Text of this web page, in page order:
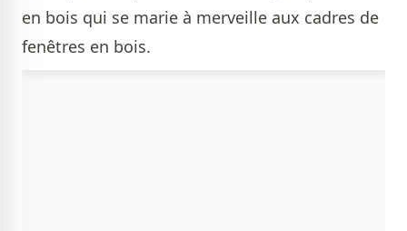
en bois qui se marie à merveille aux cadres de
fenêtres en bois.